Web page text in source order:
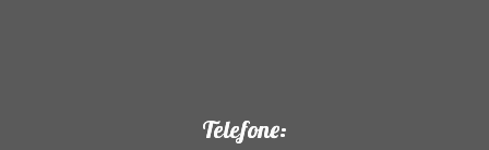
Telefone: